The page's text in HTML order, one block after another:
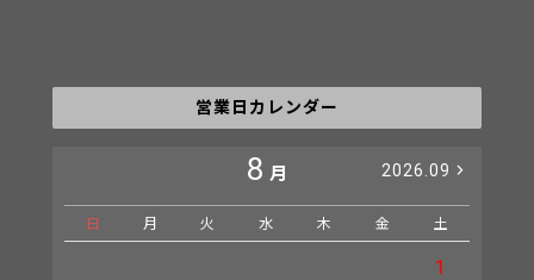
営業日カレンダー
8 月 2026.09
日 月 火 水 木 金 土
1